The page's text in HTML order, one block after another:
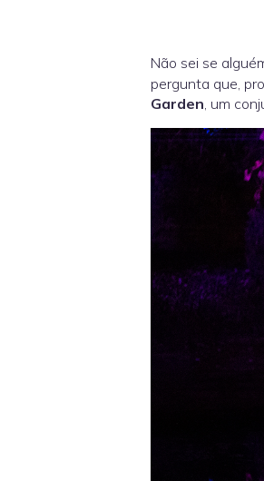
Não sei se
pergunta que,
Garden, um